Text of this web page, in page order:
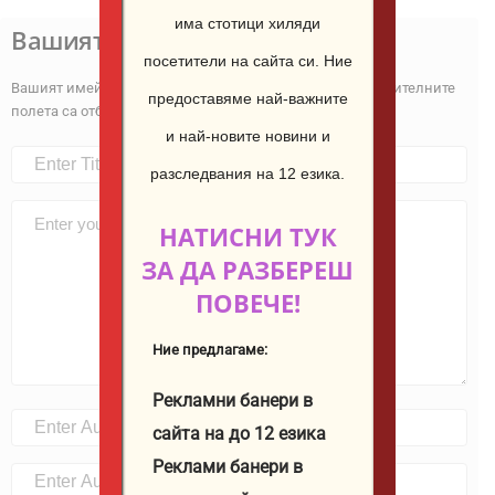
Вашият коментар
Вашият имейл адрес няма да бъде публикуван.
Задължителните
полета са отбелязани с *
има стотици хиляди
посетители на сайта си. Ние
предоставяме най-важните
и най-новите новини и
разследвания на 12 езика.
НАТИСНИ ТУК
ЗА ДА РАЗБЕРЕШ
ПОВЕЧЕ!
Ние предлагаме:
Рекламни банери в
сайта на до 12 езика
Реклами банери в